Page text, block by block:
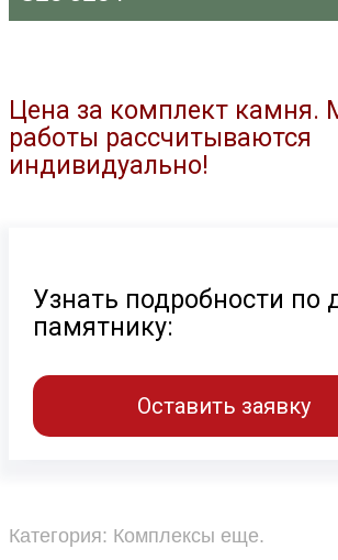
Цена за комплект
работы рассчитываются
индивидуально!
Узнать подробности по
памятнику:
Оставить заявку
Категория: Комплексы еще.